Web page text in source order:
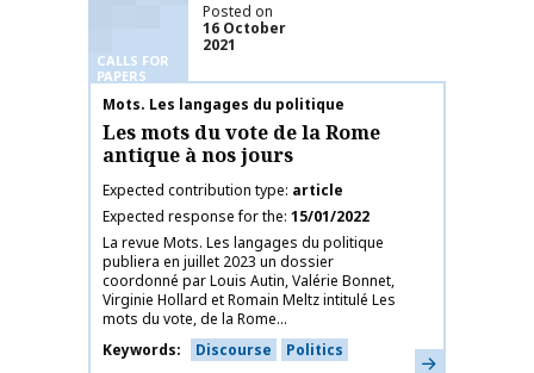
CALLS FOR
PAPERS
Posted on
16 October
2021
Publication name
Mots. Les langages du politique
Les mots du vote de la Rome
antique à nos jours
Expected contribution type article
Expected response for the 15/01/2022
La revue Mots. Les langages du politique
publiera en juillet 2023 un dossier
coordonné par Louis Autin, Valérie Bonnet,
Virginie Hollard et Romain Meltz intitulé Les
mots du vote, de la Rome...
Keywords
Discourse Politics Learn more